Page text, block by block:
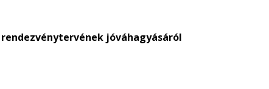
jóváhagyásáról